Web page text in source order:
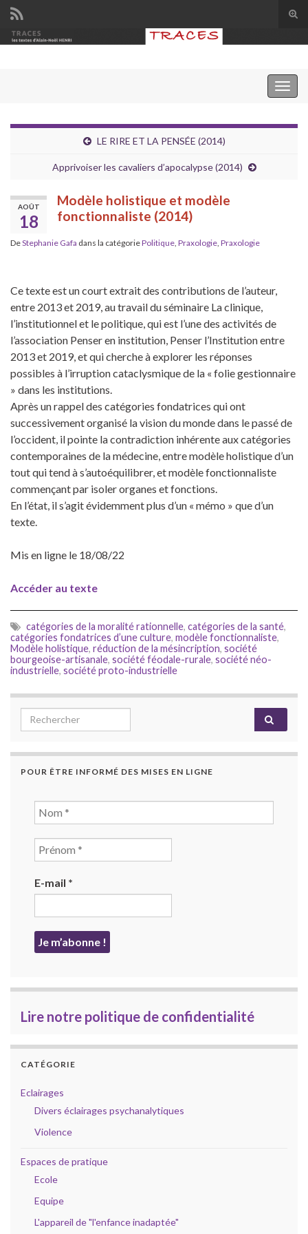
Search for:
LE RIRE ET LA PENSÉE (2014)
Apprivoiser les cavaliers d’apocalypse (2014)
AOÛT
18
Modèle holistique et modèle
fonctionnaliste (2014)
DeStephanie Gafa dans la catégoriePolitique Praxologie Praxologie
Ce texte est un court extrait des contributions de l’auteur,
entre 2013 et 2019, au travail du séminaire La clinique,
l’institutionnel et le politique, qui est l’une des activités de
l’association Penser en institution, Penser l’Institution entre
2013 et 2019, et qui cherche à explorer les réponses
possibles à l’irruption cataclysmique de la « folie gestionnaire
» dans les institutions.
Après un rappel des catégories fondatrices qui ont
successivement organisé la vision du monde dans le passé de
l’occident, il pointe la contradiction inhérente aux catégories
contemporaines de la médecine, entre modèle holistique d’un
tout qui tend à s’autoéquilibrer, et modèle fonctionnaliste
commençant par isoler organes et fonctions.
En l’état, il s’agit évidemment plus d’un « mémo » que d’un
texte.
Mis en ligne le 18/08/22
Accéder au texte
catégories de la moralité rationnelle, catégories de la santé,
catégories fondatrices d’une culture, modèle fonctionnaliste,
Modèle holistique, réduction de la mésincription, société
bourgeoise-artisanale, société féodale-rurale, société néo-
industrielle, société proto-industrielle
Search for:
POUR ÊTRE INFORMÉ DES MISES EN LIGNE
E-mail *
Lire notre politique de confidentialité
CATÉGORIE
Eclairages
Divers éclairages psychanalytiques
Violence
Espaces de pratique
Ecole
Equipe
L'appareil de "l'enfance inadaptée"